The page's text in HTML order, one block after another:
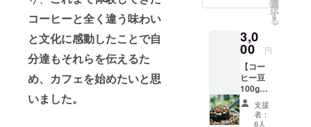
コーヒーと全く違う味わい
と文化に感動したことで自
分達もそれらを伝えるた
め、カフェを始めたいと思
いました。
※有効期
年6月1
日
選
択
す
る
3,0
00 円
【コー
ヒー豆
100g定
期便
（3ヶ
月）】
支援
者：
6人